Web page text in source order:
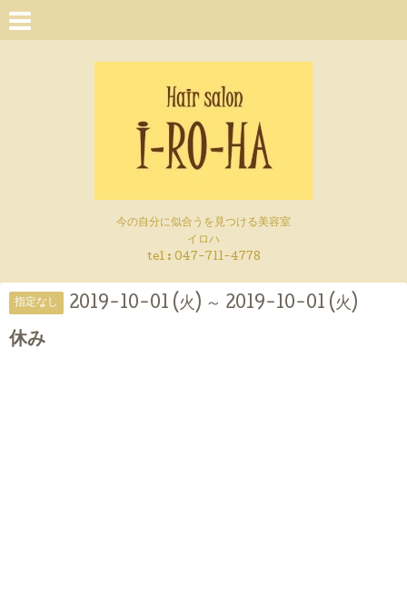
今の自分に似合うを見つける美容室
イロハ
tel : 047-711-4778
指定なし 2019-10-01 (火) ～ 2019-10-01 (火)
休み